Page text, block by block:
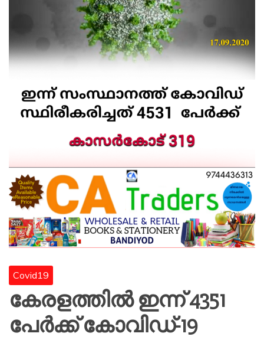
Covid19
കേരളത്തില്‍ ഇന്ന് 4351
പേര്‍ക്ക് കോവിഡ്-19